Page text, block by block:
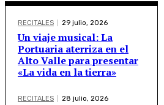
RECITALES 29 julio, 2026
Un viaje musical: La
Portuaria aterriza en el
Alto Valle para presentar
«La vida en la tierra»
RECITALES 28 julio, 2026